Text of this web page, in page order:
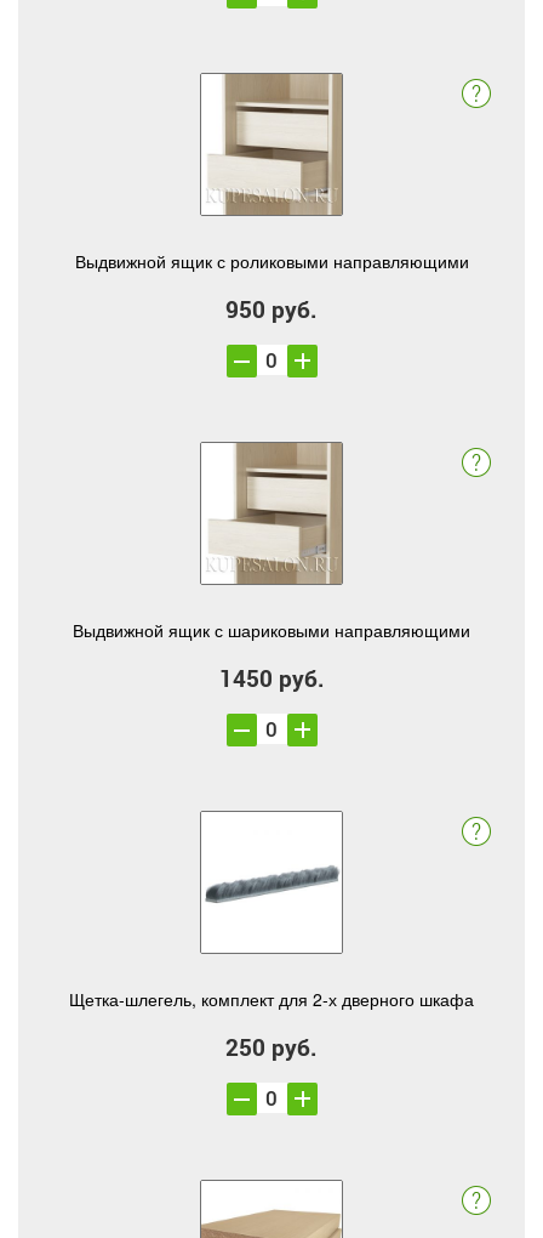
Выдвижной ящик с роликовыми направляющими
950 руб.
Выдвижной ящик с шариковыми направляющими
1450 руб.
Щетка-шлегель, комплект для 2-х дверного шкафа
250 руб.